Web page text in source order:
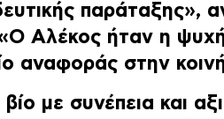
παράταξης»,
Αλέκος ήταν η
αναφοράς στην
με συνέπεια και